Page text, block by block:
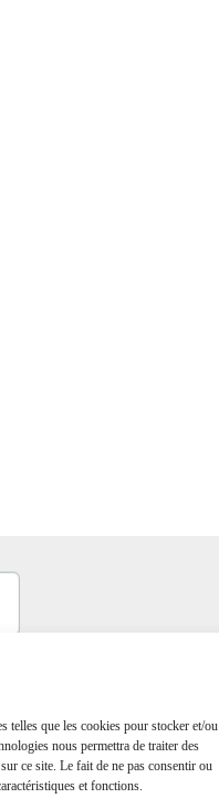
telles que les cookies pour stocker et/ou
nous permettra de traiter des
ce site. Le fait de ne pas consentir ou
et fonctions.